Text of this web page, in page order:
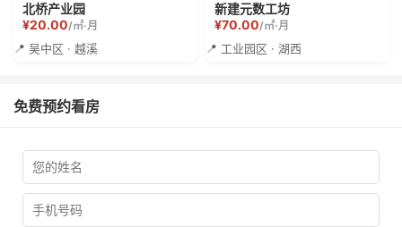
北桥产业园
¥20.00/㎡·月
📍 吴中区 · 越溪
新建元数工坊
¥70.00/㎡·月
📍 工业园区 · 湖西
免费预约看房